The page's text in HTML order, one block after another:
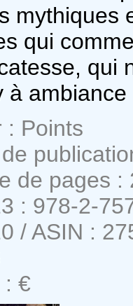
mythiques
qui
qui
à
: Points
de pages :
: 978-2-
/ ASIN :
: €